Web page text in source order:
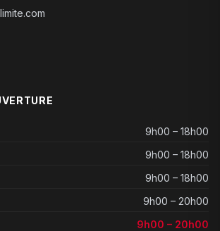
9h00 – 18h00
9h00 – 18h00
9h00 – 18h00
9h00 – 20h00
9h00 – 20h00